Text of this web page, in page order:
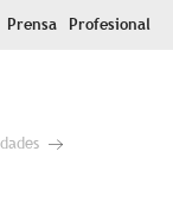
Prensa Profesional